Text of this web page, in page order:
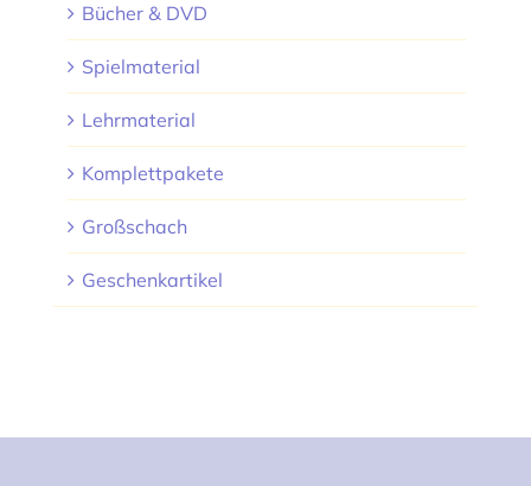
Bücher & DVD
Spielmaterial
Lehrmaterial
Komplettpakete
Großschach
Geschenkartikel